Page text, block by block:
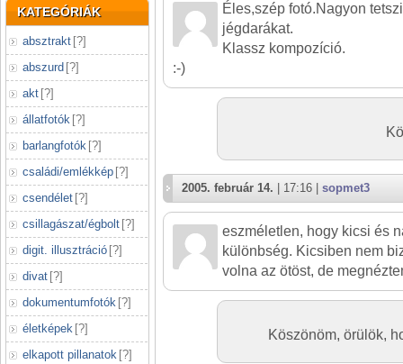
KATEGÓRIÁK
absztrakt [?]
abszurd [?]
akt [?]
állatfotók [?]
barlangfotók [?]
családi/emlékkép [?]
csendélet [?]
csillagászat/égbolt [?]
digit. illusztráció [?]
divat [?]
dokumentumfotók [?]
életképek [?]
elkapott pillanatok [?]
Éles,szép fotó.Nagyon
jégdarákat.
Klassz kompozíció.
:-)
2005. február 14. | 17:16 | sopmet3
eszméletlen, hogy kicsi és
különbség. Kicsiben nem
volna az ötöst, de
Köszönöm, örülök,